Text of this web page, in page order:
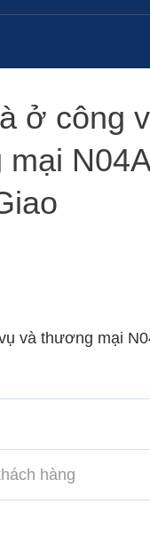
ở công
và thương mại
hàng